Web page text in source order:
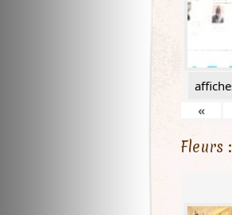
«
Fleurs :